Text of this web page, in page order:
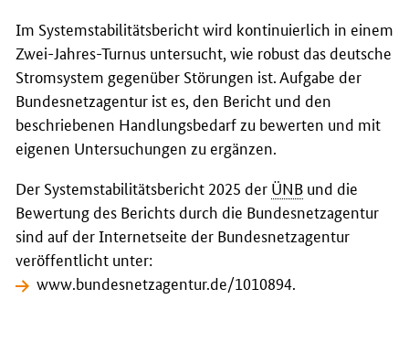
Im Systemstabilitätsbericht wird kontinuierlich in einem
Zwei-Jahres-Turnus untersucht, wie robust das deutsche
Stromsystem gegenüber Störungen ist. Aufgabe der
Bundesnetzagentur ist es, den Bericht und den
beschriebenen Handlungsbedarf zu bewerten und mit
eigenen Untersuchungen zu ergänzen.
Der Systemstabilitätsbericht 2025 der ÜNB und die
Bewertung des Berichts durch die Bundesnetzagentur
sind auf der Internetseite der Bundesnetzagentur
veröffentlicht unter:
www.bundesnetzagentur.de/1010894